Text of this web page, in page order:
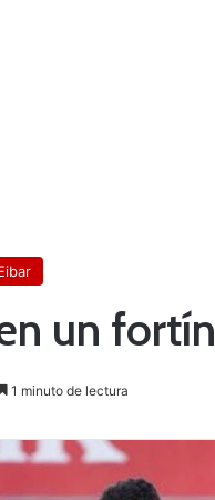
un fortín
1 minuto de lectura